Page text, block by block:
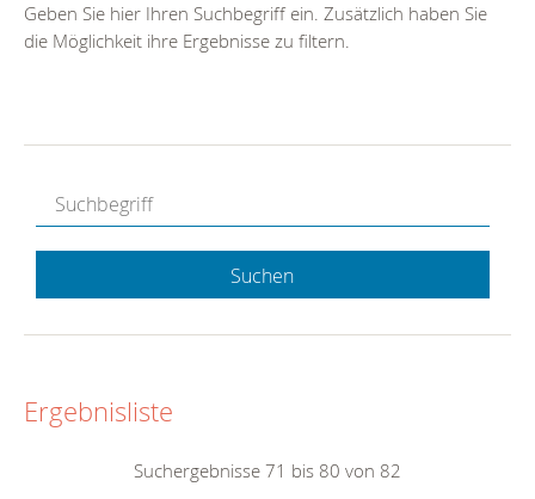
Geben Sie hier Ihren Suchbegriff ein. Zusätzlich haben Sie
die Möglichkeit ihre Ergebnisse zu filtern.
Suchen
Ergebnisliste
Suchergebnisse 71 bis 80 von 82